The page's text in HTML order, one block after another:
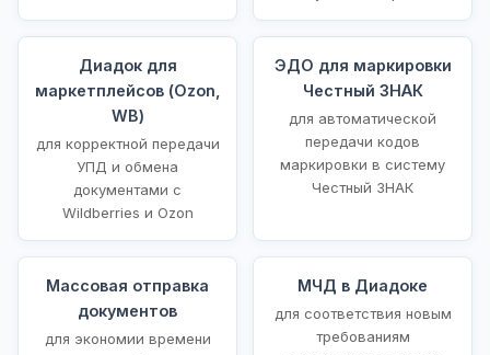
Диадок для
маркетплейсов (Ozon,
WB)
для корректной передачи
УПД и обмена
документами с
Wildberries и Ozon
ЭДО для маркировки
Честный ЗНАК
для автоматической
передачи кодов
маркировки в систему
Честный ЗНАК
Массовая отправка
документов
для экономии времени
МЧД в Диадоке
для соответствия новым
требованиям